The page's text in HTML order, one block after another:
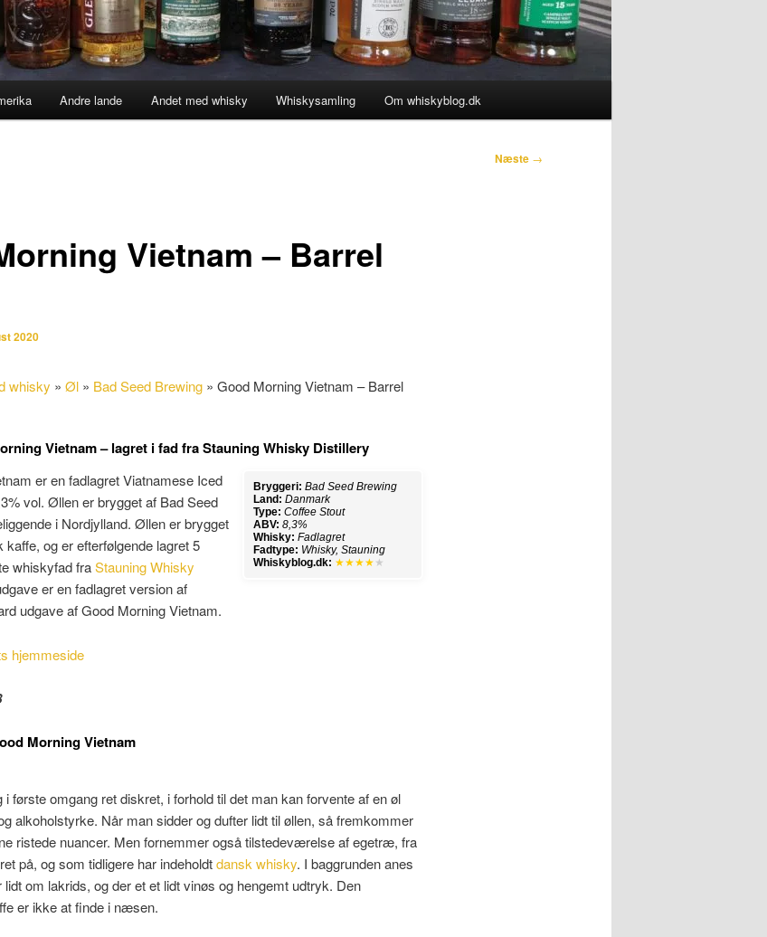
Andre lande Andet med whisky Whiskysamling Om whiskyblog.dk
Næste →
Vietnam – Barrel
2020
whisky » Øl» Bad Seed Brewing» Good Morning Vietnam – Barrel
Vietnam – lagret i fad fra Stauning Whisky Distillery
Bryggeri: Bad Seed Brewing
Land: Danmark
Type: Coffee Stout
ABV: 8,3%
Whisky: Fadlagret
Fadtype: Whisky, Stauning
Whiskyblog.dk: ★★★★ ★
er en fadlagret Viatnamese Iced
vol. Øllen er brygget af Bad Seed
i Nordjylland. Øllen er brygget
og er efterfølgende lagret 5
whiskyfad fraStauning Whisky
er en fadlagret version af
udgave af Good Morning Vietnam.
hjemmeside
Morning Vietnam
første omgang ret diskret, i forhold til det man kan forvente af en øl
alkoholstyrke. Når man sidder og dufter lidt til øllen, så fremkommer
ristede nuancer. Men fornemmer også tilstedeværelse af egetræ, fra
på, og som tidligere har indeholdtdansk whisky. I baggrunden anes
om lakrids, og der et et lidt vinøs og hengemt udtryk. Den
er ikke at finde i næsen.